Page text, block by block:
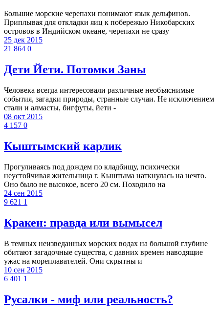
Большие морские черепахи понимают язык дельфинов.
Приплывая для откладки яиц к побережью Никобарских
островов в Индийском океане, черепахи не сразу
25 дек 2015
21 864 0
Дети Йети. Потомки Заны
Человека всегда интересовали различные необъяснимые
события, загадки природы, странные случаи. Не исключением
стали и алмасты, бигфуты, йети -
08 окт 2015
4 157 0
Кыштымский карлик
Прогуливаясь под дождем по кладбищу, психически
неустойчивая жительница г. Кыштыма наткнулась на нечто.
Оно было не высокое, всего 20 см. Походило на
24 сен 2015
9 621 1
Кракен: правда или вымысел
В темных неизведанных морских водах на большой глубине
обитают загадочные существа, с давних времен наводящие
ужас на мореплавателей. Они скрытны и
10 сен 2015
6 401 1
Русалки - миф или реальность?